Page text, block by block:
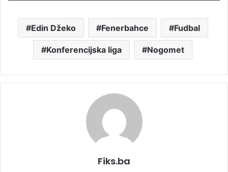
Edin Džeko Fenerbahce Fudbal
Konferencijska liga Nogomet
Fiks.ba